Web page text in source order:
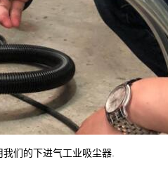
们的下进气工业吸尘器.